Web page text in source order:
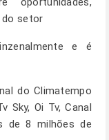
do setor
e é
do Climatempo
Sky, Oi Tv, Canal
de 8 milhões de